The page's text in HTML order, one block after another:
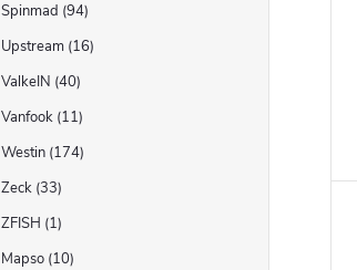
Spinmad 94
Upstream 16
ValkeIN 40
Vanfook 11
Westin 174
Zeck 33
ZFISH 1
Mapso 10